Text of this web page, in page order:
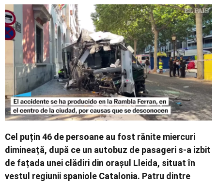
Contact
Cel puțin 46 de persoane au fost rănite miercuri
dimineață, după ce un autobuz de pasageri s-a izbit
de fațada unei clădiri din orașul Lleida, situat în
vestul regiunii spaniole Catalonia. Patru dintre